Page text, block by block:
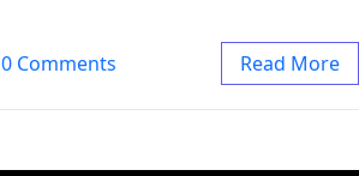
0 Comments Read More